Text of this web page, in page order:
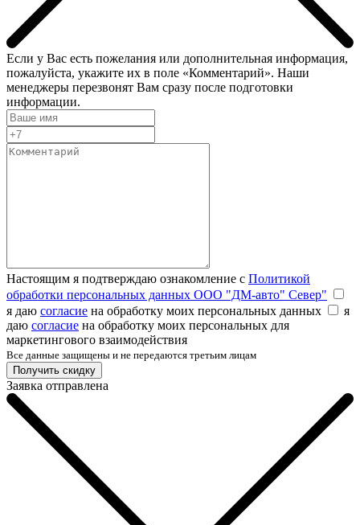
Если у Вас есть пожелания или дополнительная информация,
пожалуйста, укажите их в поле «Комментарий». Наши
менеджеры перезвонят Вам сразу после подготовки
информации.
Настоящим я подтверждаю ознакомление с Политикой
обработки персональных данных ООО "ДМ-авто" Север"
я даю согласие на обработку моих персональных данных
я
даю согласие на обработку моих персональных для
маркетингового взаимодействия
Все данные защищены и не передаются третьим лицам
Заявка отправлена